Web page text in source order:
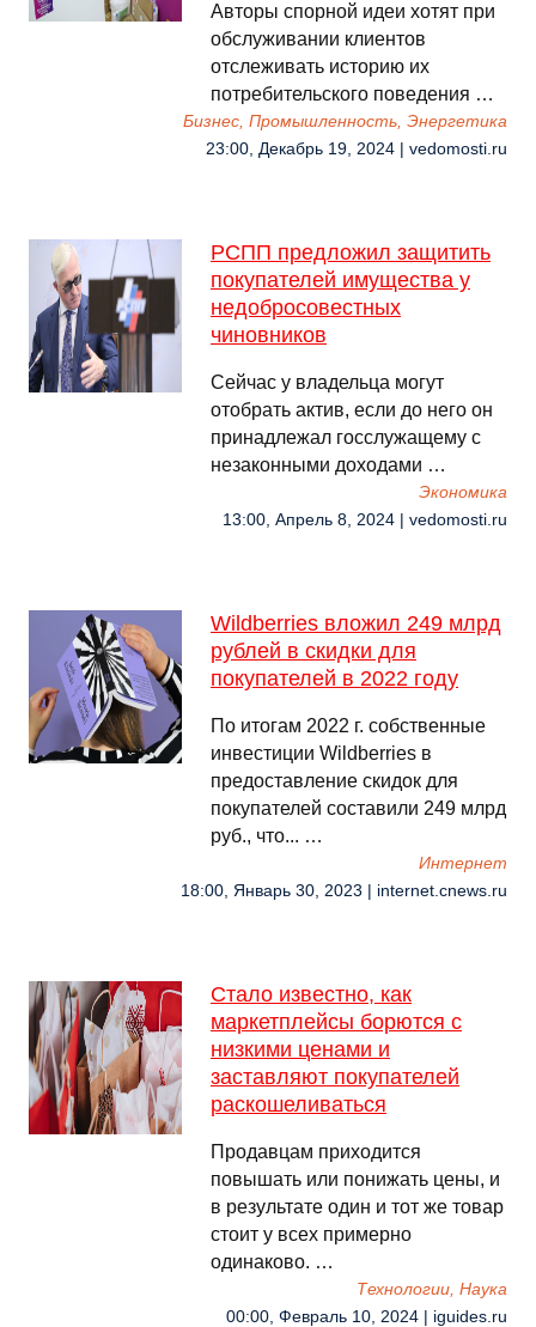
Авторы спорной идеи хотят при
обслуживании клиентов
отслеживать историю их
потребительского поведения …
Бизнес, Промышленность, Энергетика
23:00, Декабрь 19, 2024 | vedomosti.ru
РСПП предложил защитить
покупателей имущества у
недобросовестных
чиновников
Сейчас у владельца могут
отобрать актив, если до него он
принадлежал госслужащему с
незаконными доходами …
Экономика
13:00, Апрель 8, 2024 | vedomosti.ru
Wildberries вложил 249 млрд
рублей в скидки для
покупателей в 2022 году
По итогам 2022 г. собственные
инвестиции Wildberries в
предоставление скидок для
покупателей составили 249 млрд
руб., что... …
Интернет
18:00, Январь 30, 2023 | internet.cnews.ru
Стало известно, как
маркетплейсы борются с
низкими ценами и
заставляют покупателей
раскошеливаться
Продавцам приходится
повышать или понижать цены, и
в результате один и тот же товар
стоит у всех примерно
одинаково. …
Технологии, Наука
00:00, Февраль 10, 2024 | iguides.ru